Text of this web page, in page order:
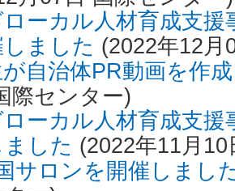
ローカル人材育成支
ました (2022年12月
自治体PR動画を作
際センター)
ローカル人材育成支
した (2022年11月10
サロンを開催しまし